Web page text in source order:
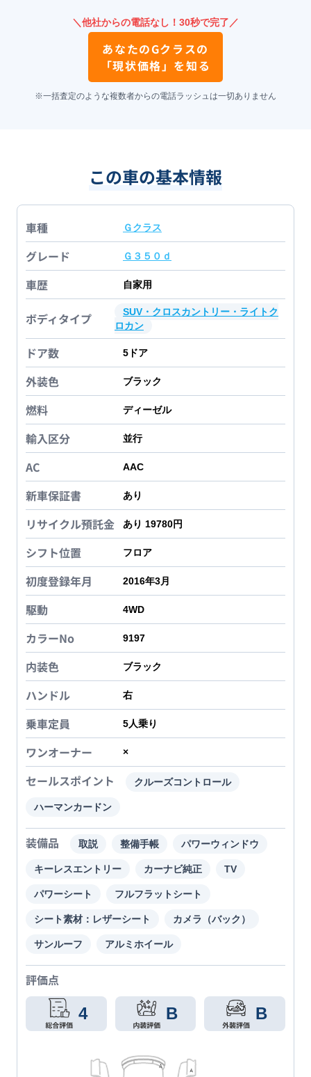
＼他社からの電話なし！30秒で完了／
あなたのGクラスの
「現状価格」を知る
※一括査定のような複数者からの電話ラッシュは一切ありません
この車の基本情報
車種 Ｇクラス
グレード Ｇ３５０ｄ
車歴 自家用
ボディタイプ
SUV・クロスカントリー・ライトク
ロカン
ドア数 5 ドア
外装色 ブラック
燃料 ディーゼル
輸入区分 並行
AC AAC
新車保証書 あり
リサイクル預託金 あり 19780円
シフト位置 フロア
初度登録年月 2016年3月
駆動 4WD
カラーNo 9197
内装色 ブラック
ハンドル 右
乗車定員 5人乗り
ワンオーナー ×
セールスポイント クルーズコントロール
ハーマンカードン
装備品 取説 整備手帳 パワーウィンドウ
キーレスエントリー カーナビ純正 TV
パワーシート フルフラットシート
シート素材：レザーシート カメラ（バック）
サンルーフ アルミホイール
評価点
4 B B